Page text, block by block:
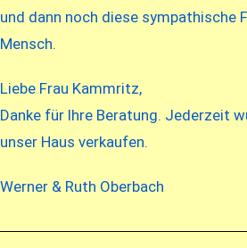
und dann noch diese sympathische
Mensch.
Liebe Frau Kammritz,
Danke für Ihre Beratung. Jederzeit
unser Haus verkaufen.
Werner & Ruth Oberbach